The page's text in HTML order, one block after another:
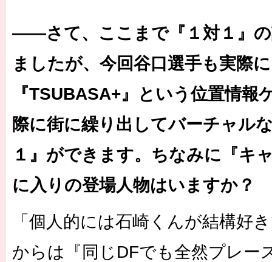
――さて、ここまで『１対１』
ましたが、今回谷口選手も実際
『TSUBASA+』という位置情報
際に街に繰り出してバーチャル
１』ができます。ちなみに『キ
に入りの登場人物はいますか？
「個人的には石崎くんが結構好
からは『同じDFでも全然プレー